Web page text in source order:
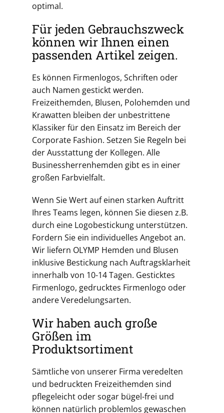
optimal.
Für jeden Gebrauchszweck
können wir Ihnen einen
passenden Artikel zeigen.
Es können Firmenlogos, Schriften oder
auch Namen gestickt werden.
Freizeithemden, Blusen, Polohemden und
Krawatten bleiben der unbestrittene
Klassiker für den Einsatz im Bereich der
Corporate Fashion. Setzen Sie Regeln bei
der Ausstattung der Kollegen. Alle
Businessherrenhemden gibt es in einer
großen Farbvielfalt.
Wenn Sie Wert auf einen starken Auftritt
Ihres Teams legen, können Sie diesen z.B.
durch eine Logobestickung unterstützen.
Fordern Sie ein individuelles Angebot an.
Wir liefern OLYMP Hemden und Blusen
inklusive Bestickung nach Auftragsklarheit
innerhalb von 10-14 Tagen. Gesticktes
Firmenlogo, gedrucktes Firmenlogo oder
andere Veredelungsarten.
Wir haben auch große
Größen im
Produktsortiment
Sämtliche von unserer Firma veredelten
und bedruckten Freizeithemden sind
pflegeleicht oder sogar bügel-frei und
können natürlich problemlos gewaschen